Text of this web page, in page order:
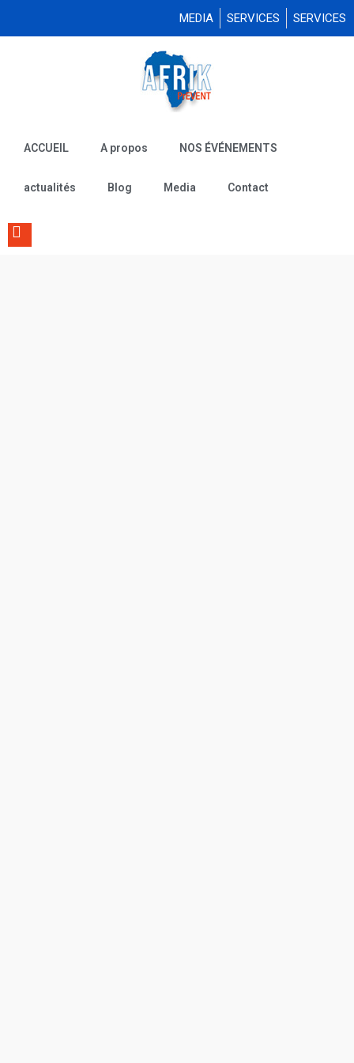
MEDIA SERVICES SERVICES
ACCUEIL A propos NOS ÉVÉNEMENTS
actualités Blog Media Contact